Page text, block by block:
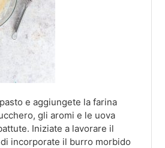
e aggiungete la farina
gli aromi e le uova
Iniziate a lavorare il
incorporate il burro morbido